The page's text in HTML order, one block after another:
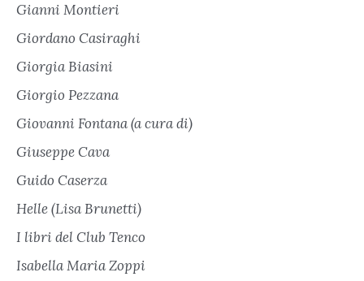
Gianni Montieri
Giordano Casiraghi
Giorgia Biasini
Giorgio Pezzana
Giovanni Fontana (a cura di)
Giuseppe Cava
Guido Caserza
Helle (Lisa Brunetti)
I libri del Club Tenco
Isabella Maria Zoppi